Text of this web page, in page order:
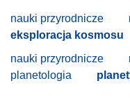
nauki przyrodnicze
eksploracja kosmosu
nauki przyrodnicze
planetologia